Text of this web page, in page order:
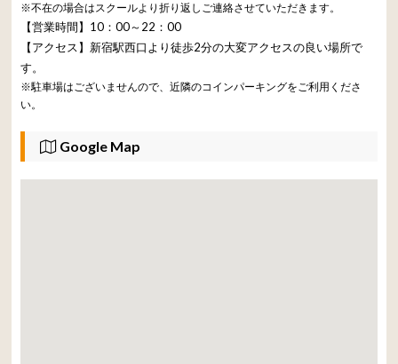
※不在の場合はスクールより折り返しご連絡させていただきます。
【営業時間】10：00～22：00
【アクセス】新宿駅西口より徒歩2分の大変アクセスの良い場所で
す。
※駐車場はございませんので、近隣のコインパーキングをご利用くださ
い。
Google Map